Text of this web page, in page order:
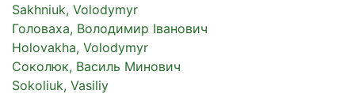
Sakhniuk, Volodymyr
Головаха, Володимир Іванович
Holovakha, Volodymyr
Соколюк, Василь Минович
Sokoliuk, Vasiliy